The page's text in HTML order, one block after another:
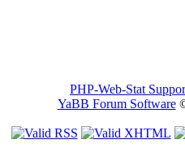
PHP-Web-Stat
YaBB Forum Software©